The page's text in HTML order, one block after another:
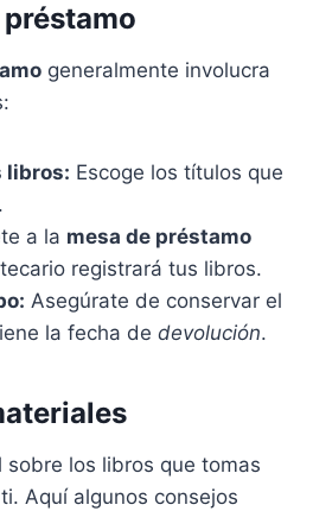
generalmente involucra
libros: Escoge los títulos que
a la mesa de préstamo
registrará tus libros.
Asegúrate de conservar el
la fecha de devolución.
sobre los libros que tomas
Aquí algunos consejos